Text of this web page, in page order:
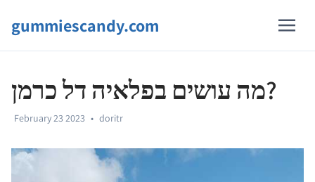
gummiescandy.com
מה עושים בפלאיה דל כרמן?
February 23 2023 • doritr